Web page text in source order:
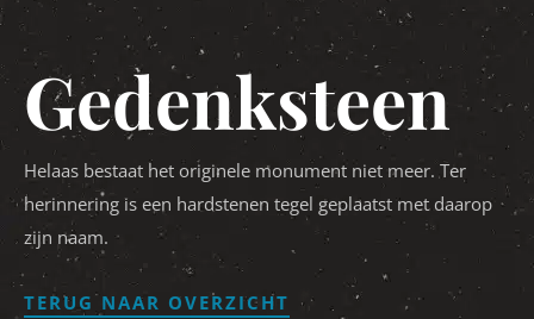
Gedenksteen
Helaas bestaat het originele monument niet meer. Ter
herinnering is een hardstenen tegel geplaatst met daarop
zijn naam.
TERUG NAAR OVERZICHT